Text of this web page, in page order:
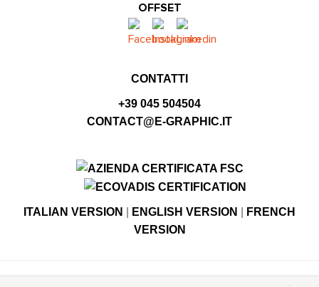
OFFSET
CONTATTI
+39 045 504504
CONTACT@E-GRAPHIC.IT
ITALIAN VERSION ENGLISH VERSION
FRENCH
VERSION